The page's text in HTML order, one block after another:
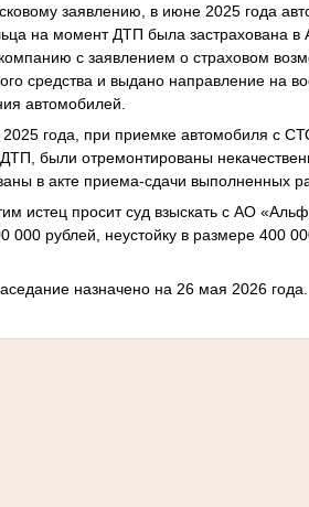
заявлению, в июне 2025 года
на момент ДТП была застрахована
с заявлением о страховом
средства и выдано направление на
автомобилей.
2025 года, при приемке автомобиля с
ДТП, были отремонтированы
в акте приема-сдачи выполненных
истец просит суд взыскать с АО
000 рублей, неустойку в размере 400
назначено на 26 мая 2026 года.